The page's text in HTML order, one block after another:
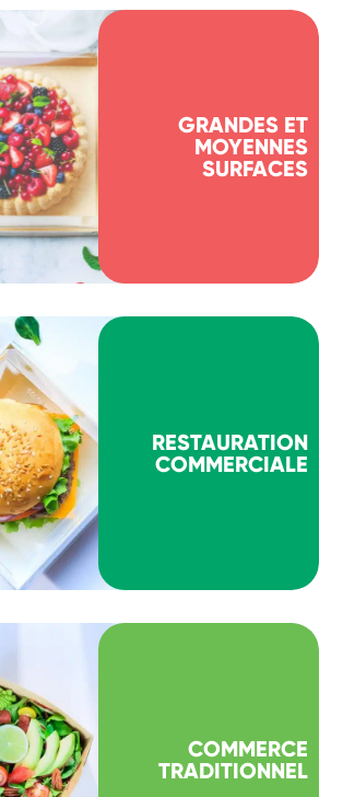
GRANDES ET
MOYENNES
SURFACES
RESTAURATION
COMMERCIALE
COMMERCE
TRADITIONNEL